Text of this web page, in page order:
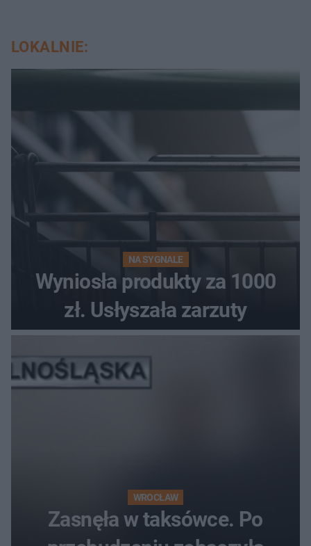
LOKALNIE:
NA SYGNALE
Wyniosła produkty za 1000
zł. Usłyszała zarzuty
WROCŁAW
Zasnęła w taksówce. Po